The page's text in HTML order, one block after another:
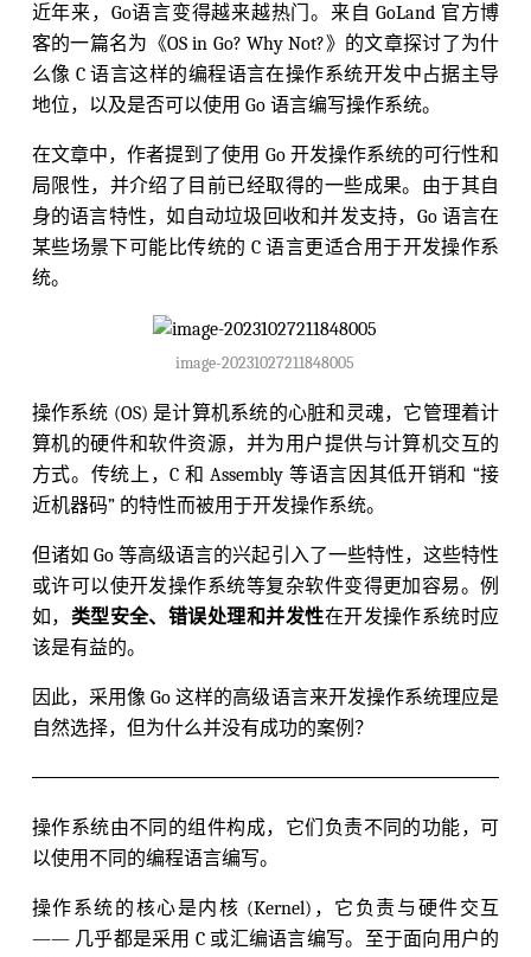
近年来，Go语言变得越来越热门。来自 GoLand 官方博
客的一篇名为《OS in Go? Why Not?》的文章探讨了为什
么像 C 语言这样的编程语言在操作系统开发中占据主导
地位，以及是否可以使用 Go 语言编写操作系统。
在文章中，作者提到了使用 Go 开发操作系统的可行性和
局限性，并介绍了目前已经取得的一些成果。由于其自
身的语言特性，如自动垃圾回收和并发支持，Go 语言在
某些场景下可能比传统的 C 语言更适合用于开发操作系
统。
image-20231027211848005
操作系统 (OS) 是计算机系统的心脏和灵魂，它管理着计
算机的硬件和软件资源，并为用户提供与计算机交互的
方式。传统上，C 和 Assembly 等语言因其低开销和 “接
近机器码” 的特性而被用于开发操作系统。
但诸如 Go 等高级语言的兴起引入了一些特性，这些特性
或许可以使开发操作系统等复杂软件变得更加容易。例
如， 类型安全、错误处理和并发性在开发操作系统时应
该是有益的。
因此，采用像 Go 这样的高级语言来开发操作系统理应是
自然选择，但为什么并没有成功的案例？
操作系统由不同的组件构成，它们负责不同的功能，可
以使用不同的编程语言编写。
操作系统的核心是内核 (Kernel)，它负责与硬件交互
—— 几乎都是采用 C 或汇编语言编写。至于面向用户的